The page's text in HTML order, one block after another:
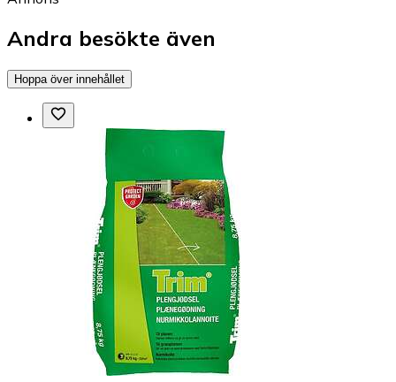
Andra besökte även
Hoppa över innehållet